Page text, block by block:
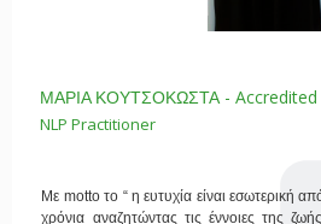
ΜΑΡΙΑ ΚΟΥΤΣΟΚΩΣΤΑ-
NLP Practitioner
Με motto το “ η ευτυχία είναι εσωτερική
χρόνια αναζητώντας τις έννοιες της